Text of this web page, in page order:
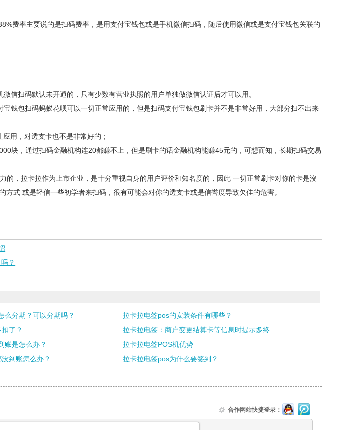
费率主要说的是扫码费率，是用支付宝钱包或是手机微信扫码，随后使用微信或是支付宝钱包关联的
信扫码默认未开通的，只有少数有营业执照的用户单独做微信认证后才可以用。
钱包扫码蚂蚁花呗可以一切正常应用的，但是扫码支付宝钱包刷卡并不是非常好用，大部分扫不出来
用，对透支卡也不是非常好的；
块，通过扫码金融机构连20都赚不上，但是刷卡的话金融机构能赚45元的，可想而知，长期扫码交易
的，拉卡拉作为上市企业，是十分重视自身的用户评价和知名度的，因此 一切正常刷卡对你的卡是沒
方式 或是轻信一些初学者来扫码，很有可能会对你的透支卡或是信誉度导致欠佳的危害。
？
么分期？可以分期吗？
拉卡拉电签pos的安装条件有哪些？
了？
拉卡拉电签：商户变更结算卡等信息时提示多终...
账是怎么办？
拉卡拉电签POS机优势
到账怎么办？
拉卡拉电签pos为什么要签到？
合作网站快捷登录：